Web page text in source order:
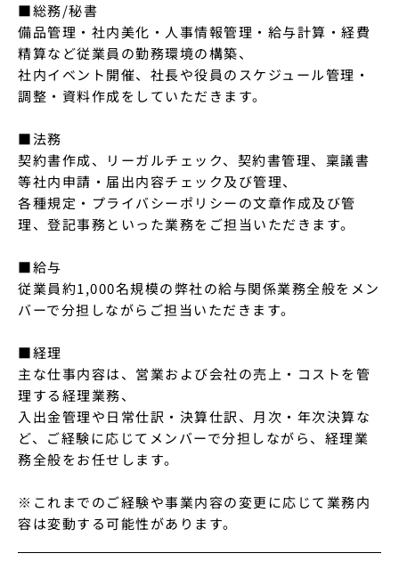
■総務/秘書
備品管理・社内美化・人事情報管理・給与計算・経費
精算など従業員の勤務環境の構築、
社内イベント開催、社長や役員のスケジュール管理・
調整・資料作成をしていただきます。
■法務
契約書作成、リーガルチェック、契約書管理、稟議書
等社内申請・届出内容チェック及び管理、
各種規定・プライバシーポリシーの文章作成及び管
理、登記事務といった業務をご担当いただきます。
■給与
従業員約1,000名規模の弊社の給与関係業務全般をメン
バーで分担しながらご担当いただきます。
■経理
主な仕事内容は、営業および会社の売上・コストを管
理する経理業務、
入出金管理や日常仕訳・決算仕訳、月次・年次決算な
ど、ご経験に応じてメンバーで分担しながら、経理業
務全般をお任せします。
※これまでのご経験や事業内容の変更に応じて業務内
容は変動する可能性があります。